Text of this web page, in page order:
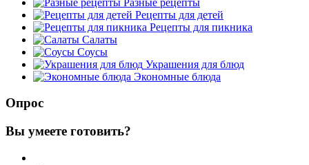
Рецепты для детей
Рецепты для пикника
Салаты
Соусы
Украшения для блюд
Экономные блюда
Опрос
Вы умеете готовить?